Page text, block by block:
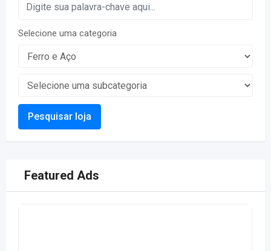
Selecione uma categoria
Pesquisar loja
Featured Ads